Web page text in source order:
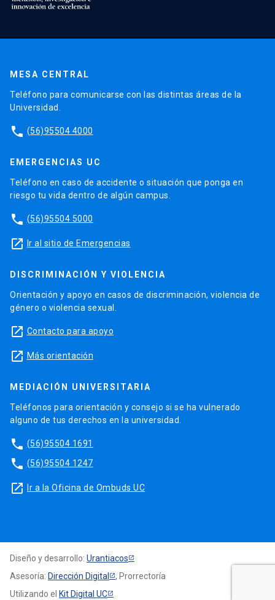
MESA CENTRAL
Teléfono para comunicarse con las distintas áreas de la
Universidad.
phone (56)95504 4000
EMERGENCIAS UC
Teléfono en caso de accidente o situación que ponga en
riesgo tu vida dentro de algún campus.
phone (56)95504 5000
launch Ir al sitio de Emergencias
DISCRIMINACIÓN Y VIOLENCIA
Orientación y apoyo en casos de discriminación, violencia de
género o violencia sexual.
launch Contacto para apoyo
launch Más orientación
MEDIACIÓN UNIVERSITARIA
Teléfonos para orientación y consejo si se ha vulnerado
alguno de tus derechos en la universidad.
phone (56)95504 1691
phone (56)95504 1247
launch Ir a la Oficina de Ombuds UC
Diseño y desarrollo: Urantiacos
Asesoría: Dirección Digital
, Prorrectoría
Utilizando el Kit Digital UC